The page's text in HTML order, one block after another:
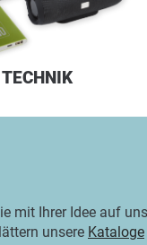
TECHNIK
mit Ihrer Idee auf
unsere Kataloge